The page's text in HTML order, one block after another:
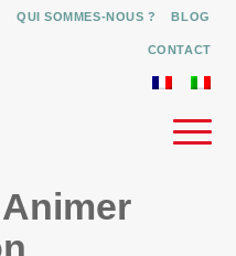
QUI SOMMES-NOUS ? BLOG
CONTACT